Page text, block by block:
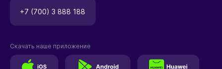
+7 (700) 3 888 188
Скачать наше приложение